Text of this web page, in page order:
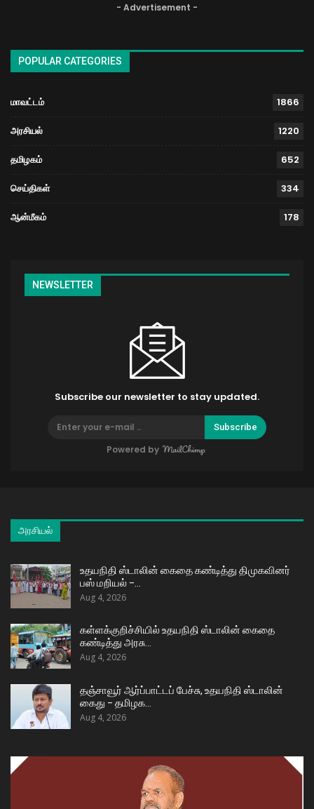
- Advertisement -
POPULAR CATEGORIES
மாவட்டம் 1866
அரசியல் 1220
தமிழகம் 652
செய்திகள் 334
ஆன்மீகம் 178
NEWSLETTER
Subscribe our newsletter to stay updated.
Subscribe
Powered by
அரசியல்
உதயநிதி ஸ்டாலின் கைதை கண்டித்து திமுகவினர்
பஸ் மறியல் –…
Aug 4, 2026
கள்ளக்குறிச்சியில் உதயநிதி ஸ்டாலின் கைதை
கண்டித்து அரசு…
Aug 4, 2026
தஞ்சாவூர் ஆர்ப்பாட்டப் பேச்சு, உதயநிதி ஸ்டாலின்
கைது – தமிழக…
Aug 4, 2026